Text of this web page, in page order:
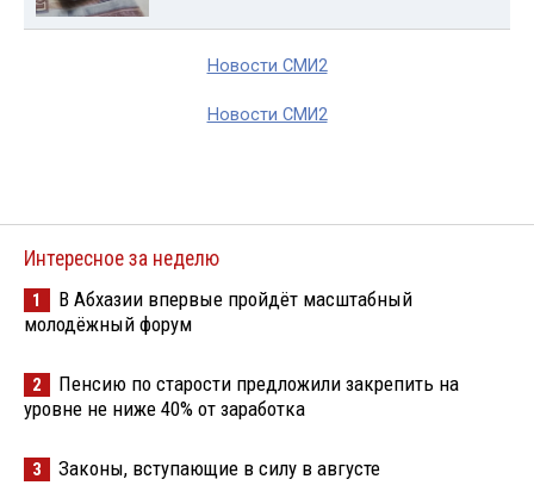
Новости СМИ2
Новости СМИ2
Интересное за неделю
1
В Абхазии впервые пройдёт масштабный
молодёжный форум
2
Пенсию по старости предложили закрепить на
уровне не ниже 40% от заработка
3 Законы, вступающие в силу в августе